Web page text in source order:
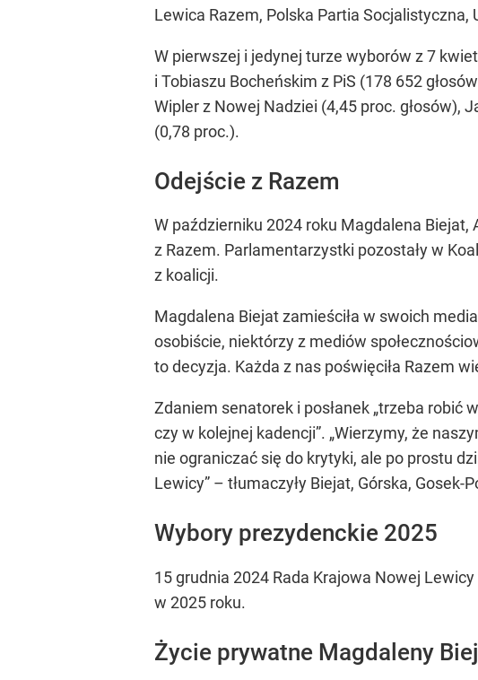
Lewica Razem, Polska Partia
W pierwszej i jedynej turze wyborów z 7
i Tobiaszu Bocheńskim z PiS (178 652
Wipler z Nowej Nadziei (4,45 proc. głosów),
(0,78 proc.).
Odejście z Razem
W październiku 2024 roku Magdalena Biejat,
z Razem. Parlamentarzystki pozostały w
z koalicji.
Magdalena Biejat zamieściła w swoich
osobiście, niektórzy z mediów
to decyzja. Każda z nas poświęciła Razem
Zdaniem senatorek i posłanek „trzeba robić
czy w kolejnej kadencji”. „Wierzymy, że
nie ograniczać się do krytyki, ale po prostu
Lewicy” – tłumaczyły Biejat, Górska, Gosek-
Wybory prezydenckie 2025
15 grudnia 2024 Rada Krajowa Nowej
w 2025 roku.
Życie prywatne Magdaleny